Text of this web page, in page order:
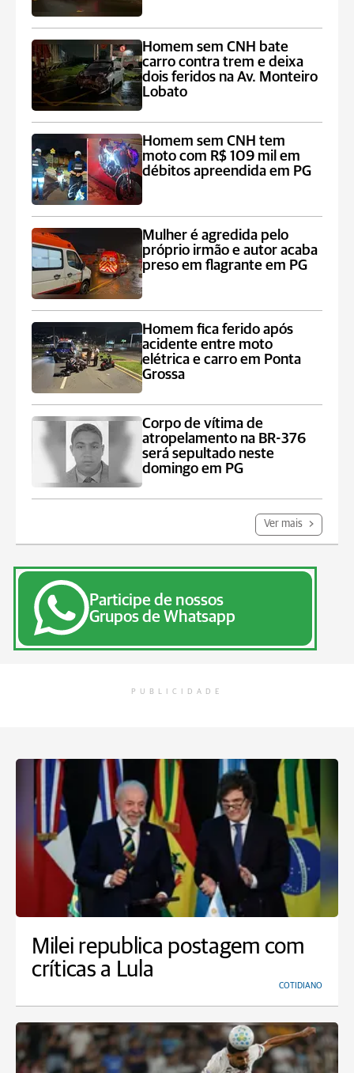
Homem sem CNH bate
carro contra trem e deixa
dois feridos na Av. Monteiro
Lobato
Homem sem CNH tem
moto com R$ 109 mil em
débitos apreendida em PG
Mulher é agredida pelo
próprio irmão e autor acaba
preso em flagrante em PG
Homem fica ferido após
acidente entre moto
elétrica e carro em Ponta
Grossa
Corpo de vítima de
atropelamento na BR-376
será sepultado neste
domingo em PG
Ver mais
Participe de nossos
Grupos de Whatsapp
PUBLICIDADE
Milei republica postagem com
críticas a Lula
COTIDIANO